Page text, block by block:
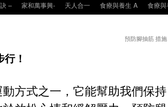
– 家和萬事興- 天人合一 食療與養生 A 食療
預防腳抽筋 措施
！
方式之一，它能幫助我們保持